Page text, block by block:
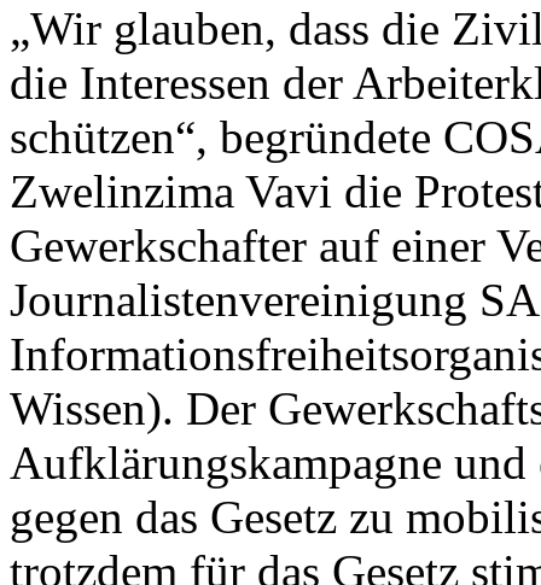
„Wir glauben, dass die
die Interessen der
schützen“, begründete
Zwelinzima Vavi die
Gewerkschafter auf einer
Journalistenvereinigung
Wissen). Der
Aufklärungskampagne
gegen das Gesetz zu
trotzdem für das Gesetz